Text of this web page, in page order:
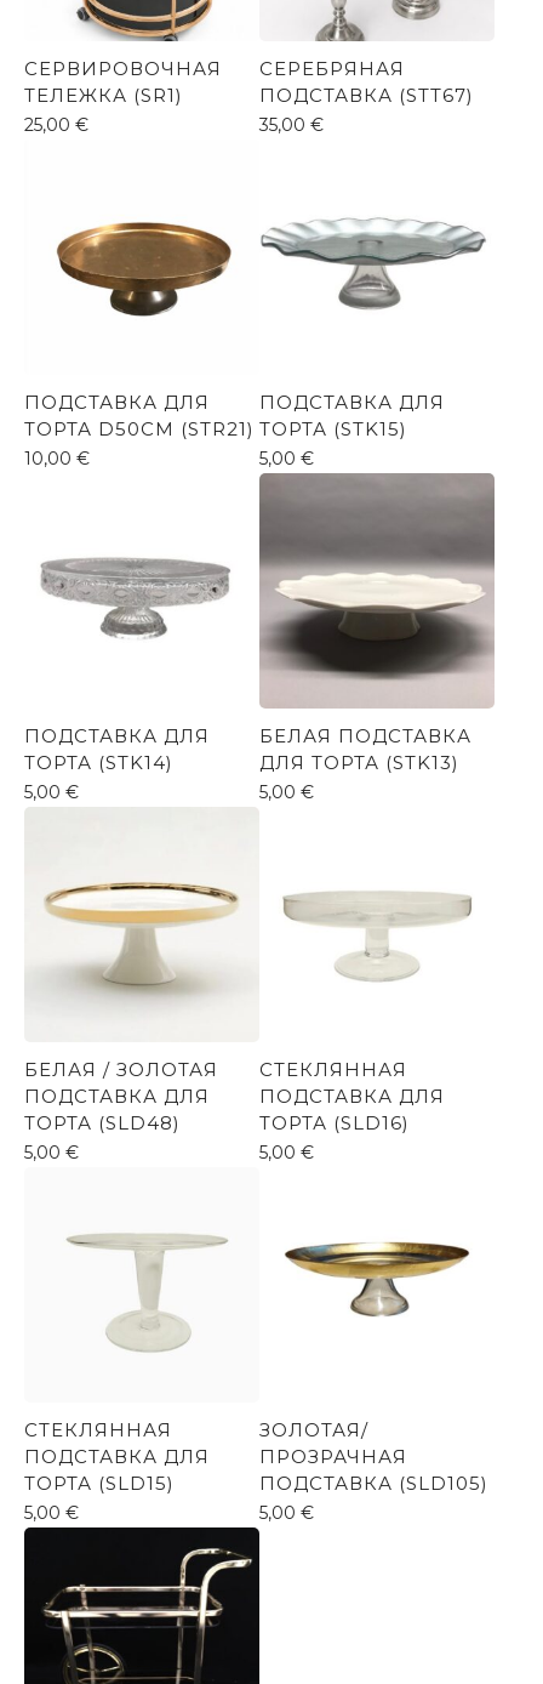
СЕРВИРОВОЧНАЯ
ТЕЛЕЖКА (SR1)
25,00 €
СЕРЕБРЯНАЯ
ПОДСТАВКА (STT67)
35,00 €
ПОДСТАВКА ДЛЯ
ТОРТА D50CM (STR21)
10,00 €
ПОДСТАВКА ДЛЯ
ТОРТА (STK15)
5,00 €
ПОДСТАВКА ДЛЯ
ТОРТА (STK14)
5,00 €
БЕЛАЯ ПОДСТАВКА
ДЛЯ ТОРТА (STK13)
5,00 €
БЕЛАЯ / ЗОЛОТАЯ
ПОДСТАВКА ДЛЯ
ТОРТА (SLD48)
5,00 €
СТЕКЛЯННАЯ
ПОДСТАВКА ДЛЯ
ТОРТА (SLD16)
5,00 €
СТЕКЛЯННАЯ
ПОДСТАВКА ДЛЯ
ТОРТА (SLD15)
5,00 €
ЗОЛОТАЯ/
ПРОЗРАЧНАЯ
ПОДСТАВКА (SLD105)
5,00 €